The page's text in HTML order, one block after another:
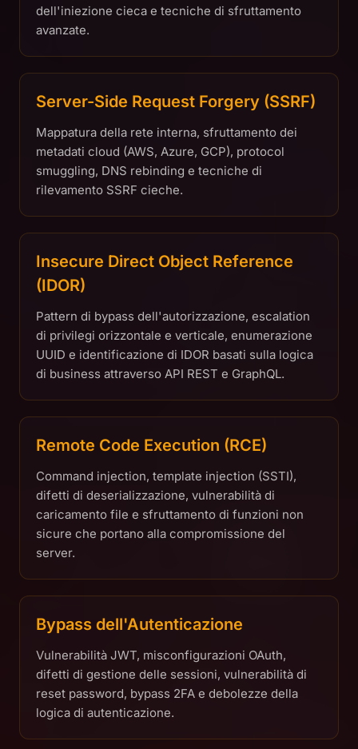
dell'iniezione cieca e tecniche di sfruttamento
avanzate.
Server-Side Request Forgery (SSRF)
Mappatura della rete interna, sfruttamento dei
metadati cloud (AWS, Azure, GCP), protocol
smuggling, DNS rebinding e tecniche di
rilevamento SSRF cieche.
Insecure Direct Object Reference
(IDOR)
Pattern di bypass dell'autorizzazione, escalation
di privilegi orizzontale e verticale, enumerazione
UUID e identificazione di IDOR basati sulla logica
di business attraverso API REST e GraphQL.
Remote Code Execution (RCE)
Command injection, template injection (SSTI),
difetti di deserializzazione, vulnerabilità di
caricamento file e sfruttamento di funzioni non
sicure che portano alla compromissione del
server.
Bypass dell'Autenticazione
Vulnerabilità JWT, misconfigurazioni OAuth,
difetti di gestione delle sessioni, vulnerabilità di
reset password, bypass 2FA e debolezze della
logica di autenticazione.